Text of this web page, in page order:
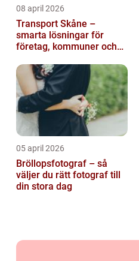
08 april 2026
Transport Skåne –
smarta lösningar för
företag, kommuner och
05 april 2026
Bröllopsfotograf – så
väljer du rätt fotograf till
din stora dag